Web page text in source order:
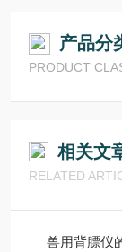
产品分
PRODUCT
相关文
RELATED
兽用背膘仪